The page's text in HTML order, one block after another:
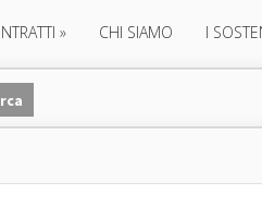
» CHI SIAMO I